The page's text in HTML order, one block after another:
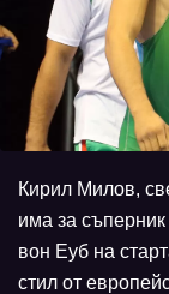
Кирил Милов,
има за
вон Еуб на
стил от